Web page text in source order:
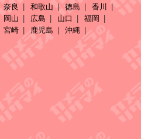
奈良 和歌山 徳島
香川
岡山 広島 山口
福岡
宮崎 鹿児島 沖縄